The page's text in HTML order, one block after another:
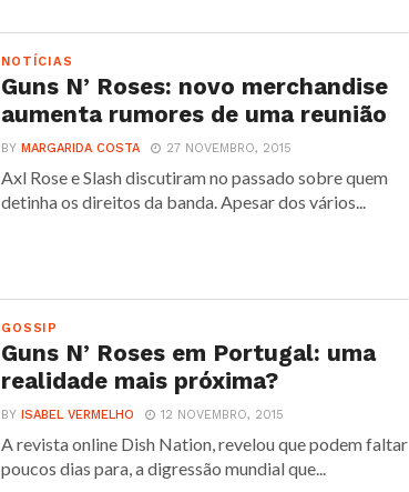
NOTÍCIAS
Guns N’ Roses: novo merchandise
aumenta rumores de uma reunião
BYMARGARIDA COSTA 27 NOVEMBRO, 2015
Axl Rose e Slash discutiram no passado sobre quem
detinha os direitos da banda. Apesar dos vários...
GOSSIP
Guns N’ Roses em Portugal: uma
realidade mais próxima?
BYISABEL VERMELHO 12 NOVEMBRO, 2015
A revista online Dish Nation, revelou que podem faltar
poucos dias para, a digressão mundial que...